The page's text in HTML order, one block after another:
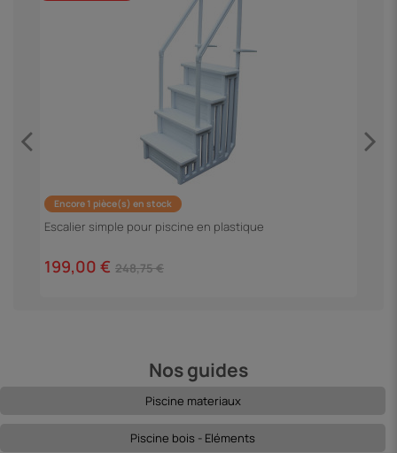
Encore 1 pièce(s) en stock
Escalier simple pour piscine en plastique
199,00 € 248,75 €
Nos guides
Piscine materiaux
Piscine bois - Eléments